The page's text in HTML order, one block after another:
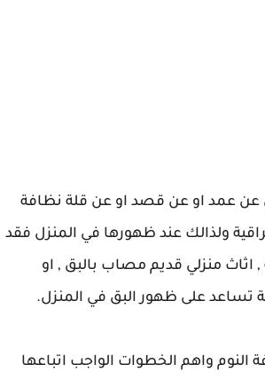
عن عمد او عن قصد او عن قلة نظافة
ولذالك عند ظهورها في المنزل فقد
منزلي قديم مصاب بالبق , او
تساعد على ظهور البق في المنزل.
واهم الخطوات الواجب اتباعها